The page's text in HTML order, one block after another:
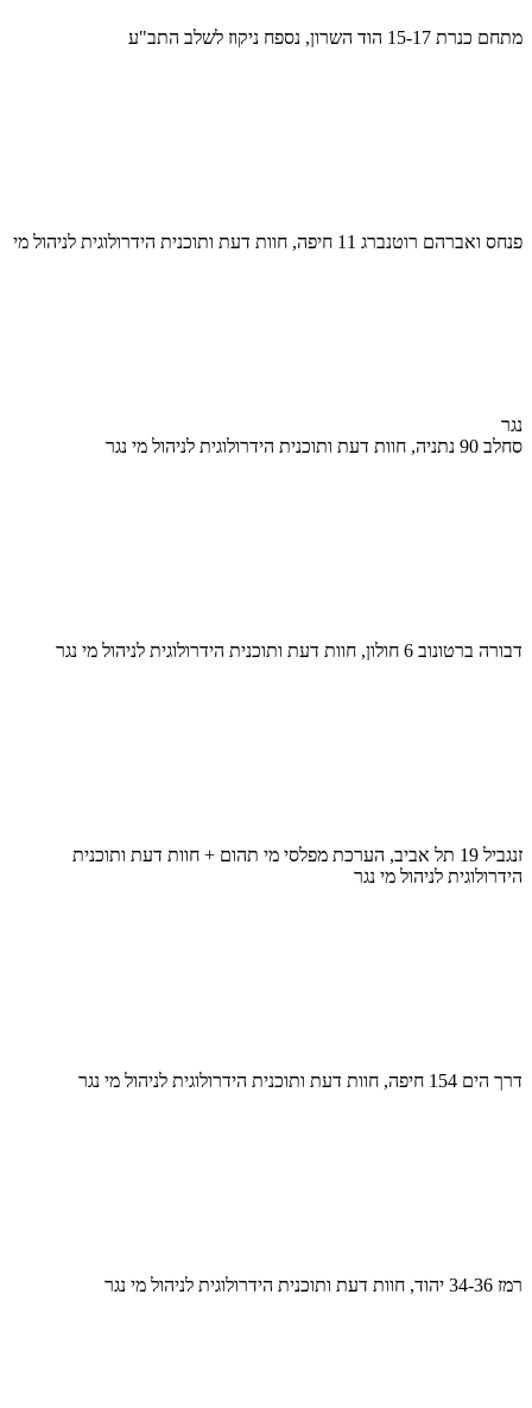
מתחם כנרת 15-17 הוד השרון, נספח ניקוז לשלב התב"ע
פנחס ואברהם רוטנברג 11 חיפה, חוות דעת ותוכנית הידרולוגית לניהול מי
נגר
סחלב 90 נתניה, חוות דעת ותוכנית הידרולוגית לניהול מי נגר
דבורה ברטונוב 6 חולון, חוות דעת ותוכנית הידרולוגית לניהול מי נגר
זנגביל 19 תל אביב, הערכת מפלסי מי תהום + חוות דעת ותוכנית
הידרולוגית לניהול מי נגר
דרך הים 154 חיפה, חוות דעת ותוכנית הידרולוגית לניהול מי נגר
רמז 34-36 יהוד, חוות דעת ותוכנית הידרולוגית לניהול מי נגר